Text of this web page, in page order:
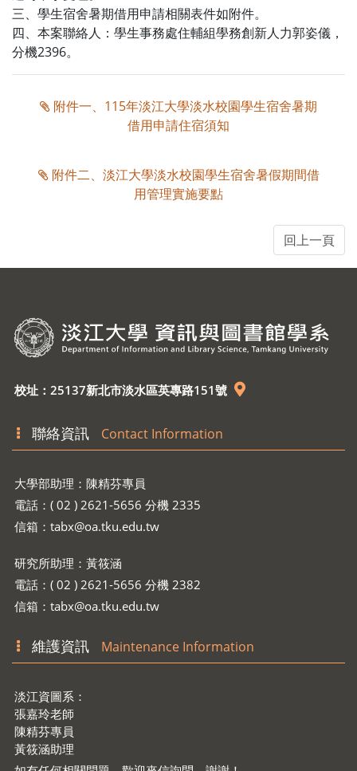
三、學生宿舍暑期借用申請相關表件如附件。
四、本案聯絡人：學生事務處住輔組學務創新人力郭姿儀，
分機2396。
附件一、115年淡江大學淡水校園學生宿舍暑期
借用申請住宿須知
附件二、淡江大學淡水校園學生宿舍暑假期間借
用管理實施要點
校址：25137新北市淡水區英專路151號
聯絡資訊 Contact Information
大學部助理：陳精芬專員
電話：( 02 ) 2621-5656 分機 2335
信箱： tabx@oa.tku.edu.tw
研究所助理：黃筱涵
電話：( 02 ) 2621-5656 分機 2382
信箱： tabx@oa.tku.edu.tw
維護資訊 Maintenance Information
淡江資圖系：
張嘉玲老師
陳精芬專員
黃筱涵助理